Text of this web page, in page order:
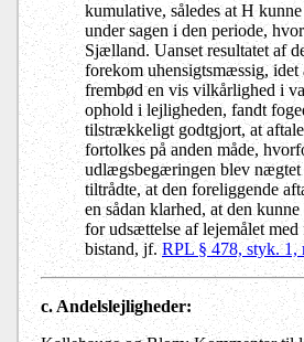
kumulative, således at H
under sagen i den periode,
Sjælland. Uanset resultatet af
forekom uhensigtsmæssig, idet
frembød en vis vilkårlighed i
ophold i lejligheden, fandt
tilstrækkeligt godtgjort, at
fortolkes på anden måde,
udlægsbegæringen blev
tiltrådte, at den foreliggende
en sådan klarhed, at den
for udsættelse af lejemålet med
bistand, jf.RPL § 478, styk. 1,
c. Andelslejligheder: